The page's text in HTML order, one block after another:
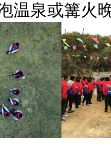
温泉或篝火